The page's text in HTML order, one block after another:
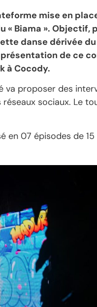
mise en
« Biama ».
danse dérivée
de ce
à Cocody.
va proposer des
sociaux. Le
en 07 épisodes de